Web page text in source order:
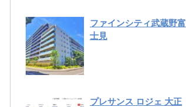
ファインシティ武蔵野富
士見
プレサンス ロジェ 大正